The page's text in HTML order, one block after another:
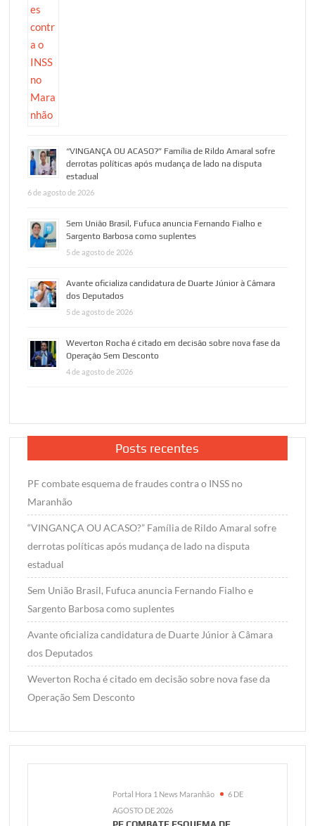
“VINGANÇA OU ACASO?” Família de Rildo Amaral sofre
derrotas políticas após mudança de lado na disputa
estadual
6 de agosto de 2026
Sem União Brasil, Fufuca anuncia Fernando Fialho e
Sargento Barbosa como suplentes
5 de agosto de 2026
Avante oficializa candidatura de Duarte Júnior à Câmara
dos Deputados
5 de agosto de 2026
Weverton Rocha é citado em decisão sobre nova fase da
Operação Sem Desconto
4 de agosto de 2026
Posts recentes
PF combate esquema de fraudes contra o INSS no
Maranhão
“VINGANÇA OU ACASO?” Família de Rildo Amaral sofre
derrotas políticas após mudança de lado na disputa
estadual
Sem União Brasil, Fufuca anuncia Fernando Fialho e
Sargento Barbosa como suplentes
Avante oficializa candidatura de Duarte Júnior à Câmara
dos Deputados
Weverton Rocha é citado em decisão sobre nova fase da
Operação Sem Desconto
Portal Hora 1 News Maranhão
6 DE
AGOSTO DE 2026